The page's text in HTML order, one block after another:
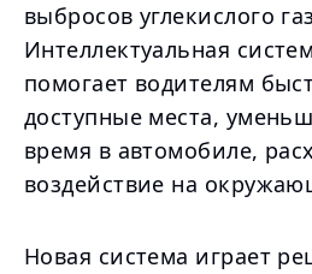
выбросов углекислого
Интеллектуальная
помогает водителям
доступные места,
время в автомобиле,
воздействие на
Новая система играет